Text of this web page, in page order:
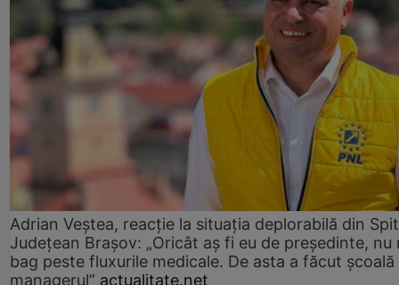
Adrian Veștea, reacție la situația deplorabilă din
Județean Brașov: „Oricât aș fi eu de președinte, nu
bag peste fluxurile medicale. De asta a făcut școală
managerul” actualitate.net